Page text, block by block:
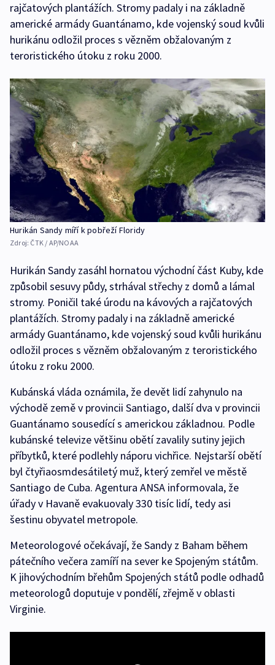
rajčatových plantážích. Stromy padaly i na základně
americké armády Guantánamo, kde vojenský soud kvůli
hurikánu odložil proces s vězněm obžalovaným z
teroristického útoku z roku 2000.
Hurikán Sandy míří k pobřeží Floridy
Zdroj: ČTK / AP/NOAA
Hurikán Sandy zasáhl hornatou východní část Kuby, kde
způsobil sesuvy půdy, strhával střechy z domů a lámal
stromy. Poničil také úrodu na kávových a rajčatových
plantážích. Stromy padaly i na základně americké
armády Guantánamo, kde vojenský soud kvůli hurikánu
odložil proces s vězněm obžalovaným z teroristického
útoku z roku 2000.
Kubánská vláda oznámila, že devět lidí zahynulo na
východě země v provincii Santiago, další dva v provincii
Guantánamo sousedící s americkou základnou. Podle
kubánské televize většinu obětí zavalily sutiny jejich
příbytků, které podlehly náporu vichřice. Nejstarší obětí
byl čtyřiaosmdesátiletý muž, který zemřel ve městě
Santiago de Cuba. Agentura ANSA informovala, že
úřady v Havaně evakuovaly 330 tisíc lidí, tedy asi
šestinu obyvatel metropole.
Meteorologové očekávají, že Sandy z Baham během
pátečního večera zamíří na sever ke Spojeným státům.
K jihovýchodním břehům Spojených států podle odhadů
meteorologů doputuje v pondělí, zřejmě v oblasti
Virginie.